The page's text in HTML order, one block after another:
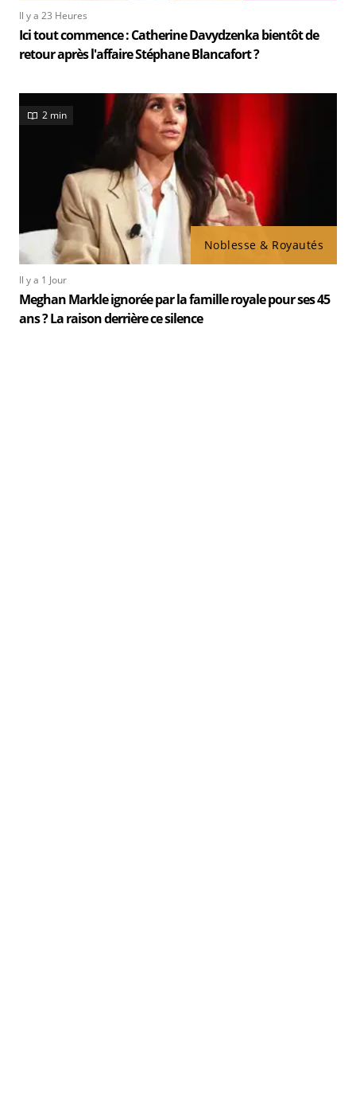
Il y a 23 Heures
Ici tout commence : Catherine Davydzenka bientôt de
retour après l'affaire Stéphane Blancafort ?
Noblesse & Royautés
2 min
Il y a 1 Jour
Meghan Markle ignorée par la famille royale pour ses 45
ans ? La raison derrière ce silence